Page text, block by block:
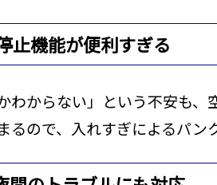
止機能が便利すぎる
わからない」という不安も
るので、入れすぎによるパン